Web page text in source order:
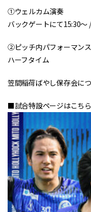
①ウェルカム演奏
バックゲートにて15:30～
②ピッチ内パフォーマンス
ハーフタイム
笠間稲荷ばやし保存会に
■試合特設ページはこちら